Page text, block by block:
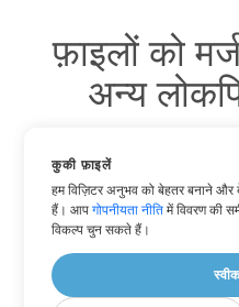
फ़ाइलों को
अन्य
आप अन्य लोकप्रिय
कुकी फ़ाइलें
हम विज़िटर अनुभव को बेहतर बनाने
हैं। आपगोपनीयता नीति में विवरण की
विकल्प चुन सकते हैं।